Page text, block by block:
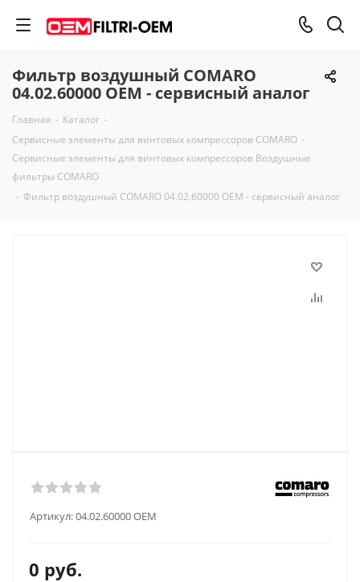
Фильтр воздушный COMARO
04.02.60000 OEM - сервисный аналог
Главная - Каталог -
Сервисные элементы для винтовых компрессоров COMARO -
Сервисные элементы для винтовых компрессоров Воздушные
фильтры COMARO
- Фильтр воздушный COMARO 04.02.60000 OEM - сервисный аналог
Артикул:04.02.60000 OEM
0 руб.